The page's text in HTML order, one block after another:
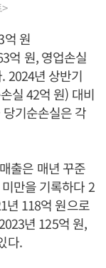
원
억 원, 영업손실
2024년 상반기
실 42억 원) 대비
기순손실은 각
출은 매년 꾸준
만을 기록하다 2
년 118억 원으로
년 125억 원,
다.